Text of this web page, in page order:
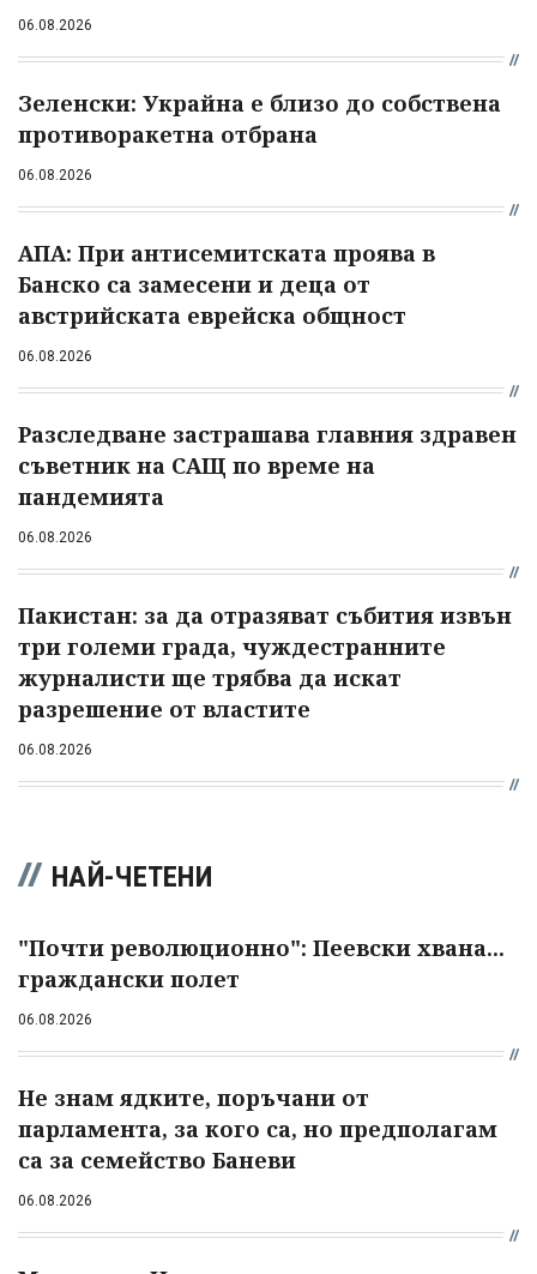
06.08.2026
Зеленски: Украйна е близо до собствена
противоракетна отбрана
06.08.2026
АПА: При антисемитската проява в
Банско са замесени и деца от
австрийската еврейска общност
06.08.2026
Разследване застрашава главния здравен
съветник на САЩ по време на
пандемията
06.08.2026
Пакистан: за да отразяват събития извън
три големи града, чуждестранните
журналисти ще трябва да искат
разрешение от властите
06.08.2026
НАЙ-ЧЕТЕНИ
"Почти революционно": Пеевски хвана...
граждански полет
06.08.2026
Не знам ядките, поръчани от
парламента, за кого са, но предполагам
са за семейство Баневи
06.08.2026